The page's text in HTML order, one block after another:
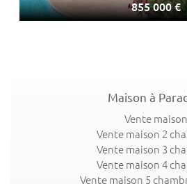
855 000 €
Maison à
Vente maison
Vente maison 2
Vente maison 3
Vente maison 4
Vente maison 5